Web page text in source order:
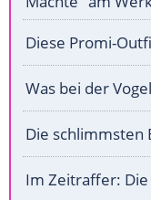
Diese Promi-
Was bei der
Die schlimmsten
Im Zeitraffer: